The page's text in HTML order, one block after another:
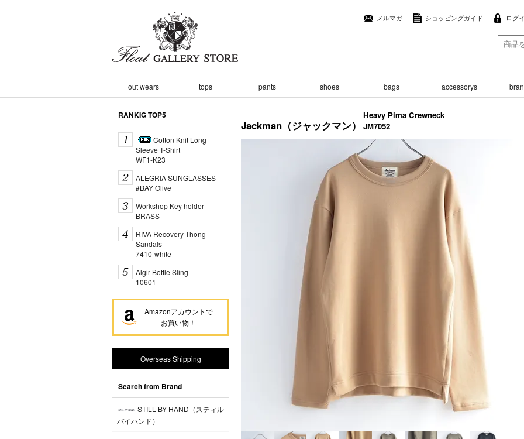
メルマガ ショッピングガイド ログ
out wears tops pants shoes bags accessorys
RANKIG TOP5
Cotton Knit Long
Sleeve T-Shirt
WF1-K23
ALEGRIA SUNGLASSES
#BAY Olive
Workshop Key holder
BRASS
RIVA Recovery Thong
Sandals
7410-white
Algir Bottle Sling
10601
Amazonアカウントで
お買い物！
Overseas Shipping
Search from Brand
STILL BY HAND（スティル
バイハンド）
Jackman（ジャックマン）
Heavy Pima Crewneck
JM7052